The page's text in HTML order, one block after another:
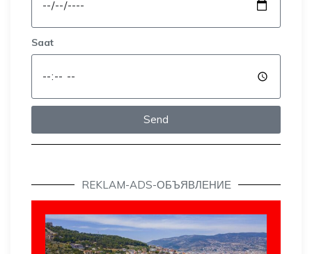
Saat
Send
REKLAM-ADS-ОБЪЯВЛЕНИЕ